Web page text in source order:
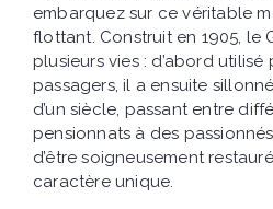
embarquez sur ce véritable
flottant. Construit en 1905, le
plusieurs vies : d’abord
passagers, il a ensuite
d’un siècle, passant entre
pensionnats à des
d’être soigneusement
caractère unique.